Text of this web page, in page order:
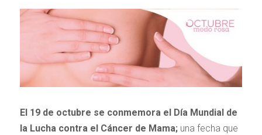
El 19 de octubre se conmemora el Día Mundial de
la Lucha contra el Cáncer de Mama;una fecha que